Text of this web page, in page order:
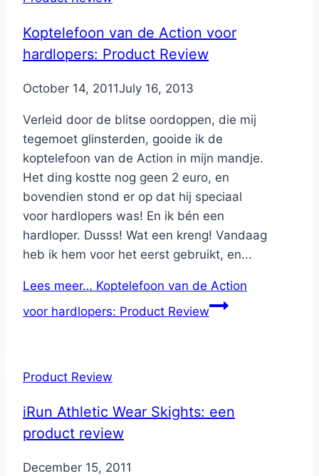
Koptelefoon van de Action voor
hardlopers: Product Review
ByNicole
October 14, 2011July 16, 2013
Verleid door de blitse oordoppen, die mij
tegemoet glinsterden, gooide ik de
koptelefoon van de Action in mijn mandje.
Het ding kostte nog geen 2 euro, en
bovendien stond er op dat hij speciaal
voor hardlopers was! En ik bén een
hardloper. Dusss! Wat een kreng! Vandaag
heb ik hem voor het eerst gebruikt, en...
Lees meer… Koptelefoon van de Action
voor hardlopers: Product Review
Product Review
iRun Athletic Wear Skights: een
product review
ByNicole
December 15, 2011